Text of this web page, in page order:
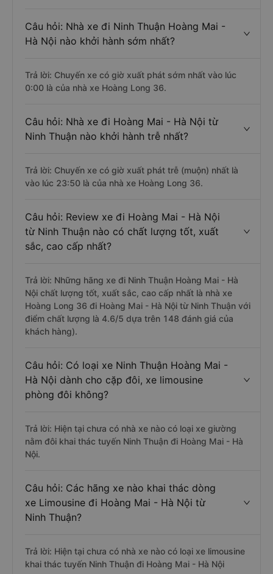
Câu hỏi: Nhà xe đi Ninh Thuận Hoàng Mai -
Hà Nội nào khởi hành sớm nhất?
Trả lời: Chuyến xe có giờ xuất phát sớm nhất vào lúc
0:00 là của nhà xe Hoàng Long 36.
Câu hỏi: Nhà xe đi Hoàng Mai - Hà Nội từ
Ninh Thuận nào khởi hành trễ nhất?
Trả lời: Chuyến xe có giờ xuất phát trễ (muộn) nhất là
vào lúc 23:50 là của nhà xe Hoàng Long 36.
Câu hỏi: Review xe đi Hoàng Mai - Hà Nội
từ Ninh Thuận nào có chất lượng tốt, xuất
sắc, cao cấp nhất?
Trả lời: Những hãng xe đi Ninh Thuận Hoàng Mai - Hà
Nội chất lượng tốt, xuất sắc, cao cấp nhất là nhà xe
Hoàng Long 36 đi Hoàng Mai - Hà Nội từ Ninh Thuận với
điểm chất lượng là 4.6/5 dựa trên 148 đánh giá của
khách hàng).
Câu hỏi: Có loại xe Ninh Thuận Hoàng Mai -
Hà Nội dành cho cặp đôi, xe limousine
phòng đôi không?
Trả lời: Hiện tại chưa có nhà xe nào có loại xe giường
nằm đôi khai thác tuyến Ninh Thuận đi Hoàng Mai - Hà
Nội.
Câu hỏi: Các hãng xe nào khai thác dòng
xe Limousine đi Hoàng Mai - Hà Nội từ
Ninh Thuận?
Trả lời: Hiện tại chưa có nhà xe nào có loại xe limousine
khai thác tuyến Ninh Thuận đi Hoàng Mai - Hà Nội